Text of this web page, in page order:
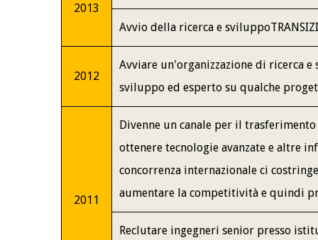
2013
Avvio della ricerca e sviluppo
2012
Avviare un'organizzazione di ricerca
sviluppo ed esperto su qualche
2011
Divenne un canale per il
ottenere tecnologie avanzate e altre
concorrenza internazionale ci
aumentare la competitività e quindi
Reclutare ingegneri senior presso